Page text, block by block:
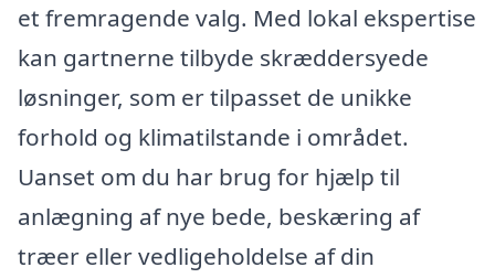
et fremragende valg. Med lokal ekspertise
kan gartnerne tilbyde skræddersyede
løsninger, som er tilpasset de unikke
forhold og klimatilstande i området.
Uanset om du har brug for hjælp til
anlægning af nye bede, beskæring af
træer eller vedligeholdelse af din